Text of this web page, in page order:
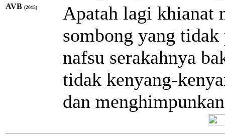
AVB (2015)
Apatah lagi khianat
sombong yang tidak
nafsu serakahnya
tidak kenyang-
dan